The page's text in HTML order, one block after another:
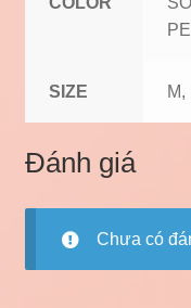
SIZE M,
Đánh giá
Chưa có